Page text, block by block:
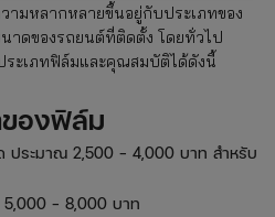
ามหลากหลายขึ้นอยู่กับประเภทของ
าดของรถยนต์ที่ติดตั้ง โดยทั่วไป
ะเภทฟิล์มและคุณสมบัติได้ดังนี้
ของฟิล์ม
ประมาณ 2,500 – 4,000 บาท สำหรับ
5,000 – 8,000 บาท